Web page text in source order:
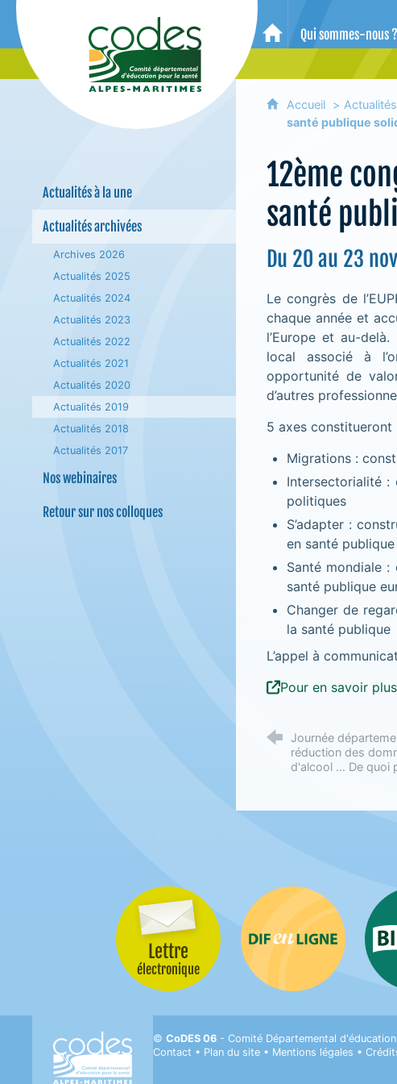
CoDES 06 - Comité départemental
Accueil
Qui sommes-nous ?
Actualités à la une
Actualités archivées
Archives 2026
Actualités 2025
Actualités 2024
Actualités 2023
Actualités 2022
Actualités 2021
Actualités 2020
Actualités 2019
Actualités 2018
Actualités 2017
Nos webinaires
Retour sur nos colloques
Accueil Actualités
santé publique
12ème
santé
Du 20 au 23
Le congrès de
chaque année et
l’Europe et au-
local associé à
opportunité de
d’autres
5 axes constitueront
Migrations :
Intersectorialité
politiques
S’adapter :
en santé
Santé mondiale :
santé publique
Changer de
la santé publique
L’appel à
Pour en savoir plus
Journée
réduction des
d'alcool ... De quoi
Lettre
électronique
Difenligne
©CoDES 06 - Comité Départemental
Contact • Plan du site • Mentions légales •